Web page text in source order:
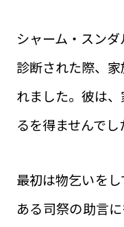
シャーム・スン
診断された際、
れました。彼は
るを得ませんでし
最初は物乞いをし
ある司祭の助言